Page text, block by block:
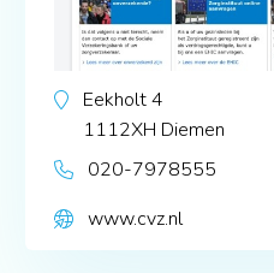
Eekholt 4
1112XH Diemen
020-7978555
www.cvz.nl